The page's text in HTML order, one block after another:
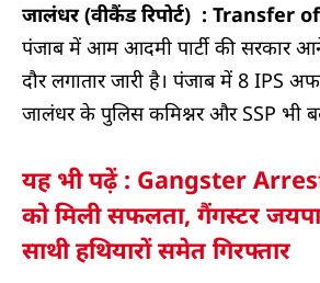
जालंधर (वीकैंड रिपोर्ट) : Transfer
पंजाब में आम आदमी पार्टी की सरकार
दौर लगातार जारी है। पंजाब में 8 IPS
जालंधर के पुलिस कमिश्नर और SSP भी
यह भी पढ़ें : Gangster
को मिली सफलता, गैंगस्टर
साथी हथियारों समेत गिरफ्तार